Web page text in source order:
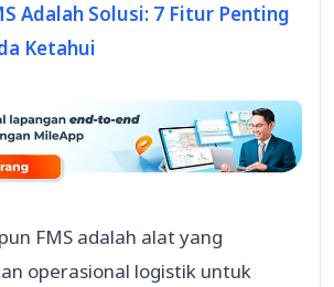
Adalah Solusi: 7 Fitur Penting
Ketahui
FMS adalah alat yang
operasional logistik untuk